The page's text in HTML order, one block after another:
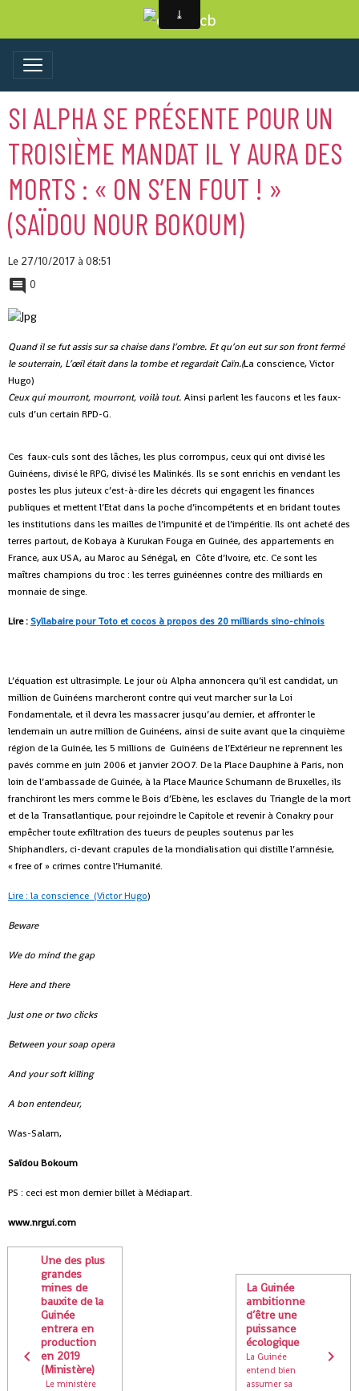
SI ALPHA SE PRÉSENTE POUR UN
TROISIÈME MANDAT IL Y AURA DES
MORTS : « ON S’EN FOUT ! »
(SAÏDOU NOUR BOKOUM)
Le 27/10/2017 à 08:51
0
Quand il se fut assis sur sa chaise dans l’ombre. Et qu’on eut sur son front fermé
le souterrain, L’œil était dans la tombe et regardait Caïn.(La conscience, Victor
Hugo)
Ceux qui mourront, mourront, voilà tout. Ainsi parlent les faucons et les faux-
culs d’un certain RPD-G.
Ces faux-culs sont des lâches, les plus corrompus, ceux qui ont divisé les
Guinéens, divisé le RPG, divisé les Malinkés. Ils se sont enrichis en vendant les
postes les plus juteux c’est-à-dire les décrets qui engagent les finances
publiques et mettent l’Etat dans la poche d’incompétents et en bridant toutes
les institutions dans les mailles de l’impunité et de l’impéritie. Ils ont acheté des
terres partout, de Kobaya à Kurukan Fouga en Guinée, des appartements en
France, aux USA, au Maroc au Sénégal, en Côte d’Ivoire, etc. Ce sont les
maîtres champions du troc : les terres guinéennes contre des milliards en
monnaie de singe.
Lire :Syllabaire pour Toto et cocos à propos des 20 milliards sino-chinois
L’équation est ultrasimple. Le jour où Alpha annoncera qu’il est candidat, un
million de Guinéens marcheront contre qui veut marcher sur la Loi
Fondamentale, et il devra les massacrer jusqu’au dernier, et affronter le
lendemain un autre million de Guinéens, ainsi de suite avant que la cinquième
région de la Guinée, les 5 millions de Guinéens de l’Extérieur ne reprennent les
pavés comme en juin 2006 et janvier 2OO7. De la Place Dauphine à Paris, non
loin de l’ambassade de Guinée, à la Place Maurice Schumann de Bruxelles, ils
franchiront les mers comme le Bois d’Ebène, les esclaves du Triangle de la mort
et de la Transatlantique, pour rejoindre le Capitole et revenir à Conakry pour
empêcher toute exfiltration des tueurs de peuples soutenus par les
Shiphandlers, ci-devant crapules de la mondialisation qui distille l’amnésie,
« free of » crimes contre l’Humanité.
Lire : la conscience (Victor Hugo)
Beware
We do mind the gap
Here and there
Just one or two clicks
Between your soap opera
And your soft killing
A bon entendeur,
Was-Salam,
Saïdou Bokoum
PS : ceci est mon dernier billet à Médiapart.
www.nrgui.com
Une des plus
grandes
mines de
bauxite de la
Guinée
entrera en
production
en 2019
(Ministère)
Le ministère
La Guinée
ambitionne
d’être une
puissance
écologique
La Guinée
entend bien
assumer sa